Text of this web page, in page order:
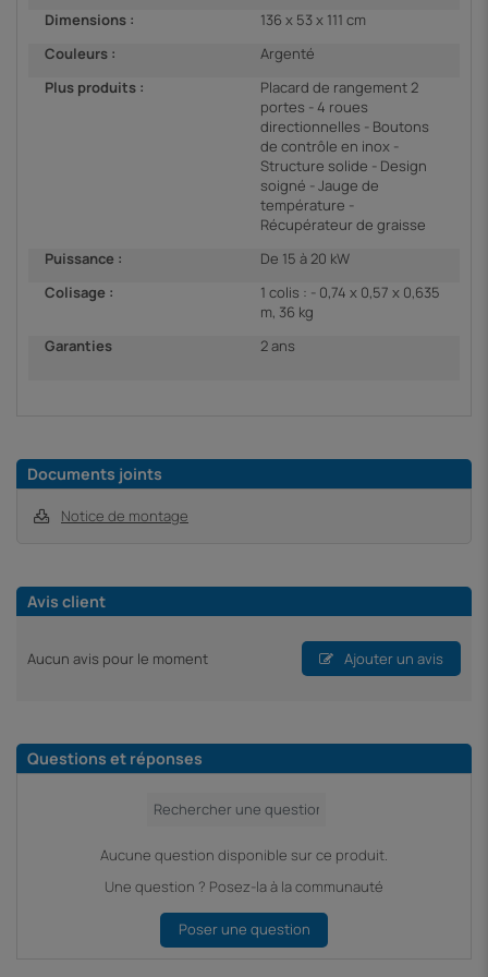
Dimensions :
136 x 53 x 111 cm
Couleurs :
Argenté
Plus produits :
Placard de rangement 2
portes - 4 roues
directionnelles - Boutons
de contrôle en inox -
Structure solide - Design
soigné - Jauge de
température -
Récupérateur de graisse
Puissance :
De 15 à 20 kW
Colisage :
1 colis : - 0,74 x 0,57 x 0,635
m, 36 kg
Garanties
2 ans
Documents joints
Notice de montage
Avis client
Aucun avis pour le moment Ajouter un avis
Questions et réponses
Aucune question disponible sur ce produit.
Une question ? Posez-la à la communauté
Poser une question